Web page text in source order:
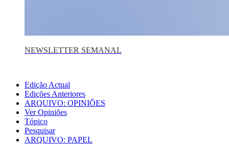
NEWSLETTER SEMANAL
Edição Actual
Edições Anteriores
ARQUIVO: OPINIÕES
Ver Opiniões
Tópico
Pesquisar
ARQUIVO: PAPEL